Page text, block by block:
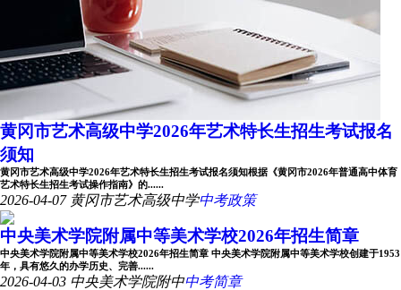
黄冈市艺术高级中学2026年艺术特长生招生考试报名
须知
黄冈市艺术高级中学2026年艺术特长生招生考试报名须知根据《黄冈市2026年普通高中体育
艺术特长生招生考试操作指南》的......
2026-04-07 黄冈市艺术高级中学中考政策
中央美术学院附属中等美术学校2026年招生简章
中央美术学院附属中等美术学校2026年招生简章 中央美术学院附属中等美术学校创建于1953
年，具有悠久的办学历史、完善......
2026-04-03 中央美术学院附中中考简章